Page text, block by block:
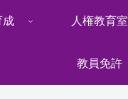
成 人権教育室
教員免許